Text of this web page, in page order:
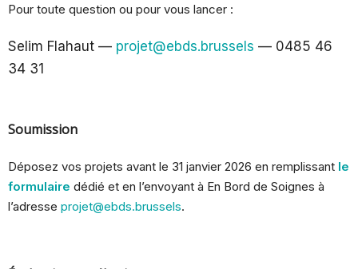
Pour toute question ou pour vous lancer :
Selim Flahaut — projet@ebds.brussels — 0485 46
34 31
Soumission
Déposez vos projets avant le 31 janvier 2026 en remplissant le
formulaire dédié et en l’envoyant à En Bord de Soignes à
l’adresse projet@ebds.brussels.